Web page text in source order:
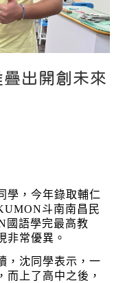
出開創未來
，今年錄取輔仁
斗南南昌民
國語學完最高教
非常優異。
沈同學表示，一
而上了高中之後，